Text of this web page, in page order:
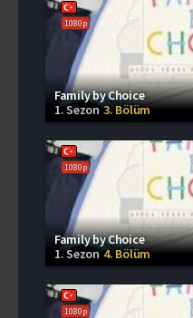
1080p
Family by Choice
1. Sezon3. Bölüm
1080p
Family by Choice
1. Sezon4. Bölüm
1080p